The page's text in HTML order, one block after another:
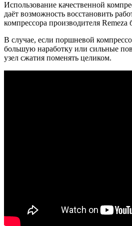
Использование качественной
даёт возможность восстановить
компрессора производителя Remeza
В случае, если поршневой
большую наработку или сильные
узел сжатия поменять целиком.